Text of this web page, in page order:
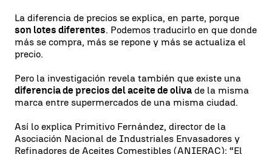
La diferencia de precios se explica, en parte, porque
son lotes diferentes. Podemos traducirlo en que donde
más se compra, más se repone y más se actualiza el
precio.
Pero la investigación revela también que existe una
diferencia de precios del aceite de oliva de la misma
marca entre supermercados de una misma ciudad.
Así lo explica Primitivo Fernández, director de la
Asociación Nacional de Industriales Envasadores y
Refinadores de Aceites Comestibles (ANIERAC): “El